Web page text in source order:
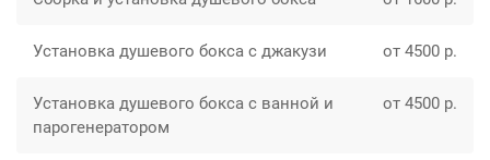
Установка душевого бокса с джакузи от 4500 р.
Установка душевого бокса с ванной и
парогенератором
от 4500 р.